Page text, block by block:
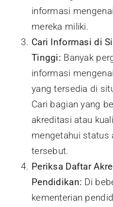
informasi
mereka miliki.
Cari Informasi di
Tinggi: Banyak
informasi
yang tersedia di
Cari bagian yang
akreditasi atau
mengetahui status
tersebut.
Periksa Daftar
Pendidikan: Di
kementerian